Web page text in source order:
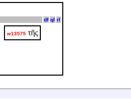
df ql rl
w13575 τῆς